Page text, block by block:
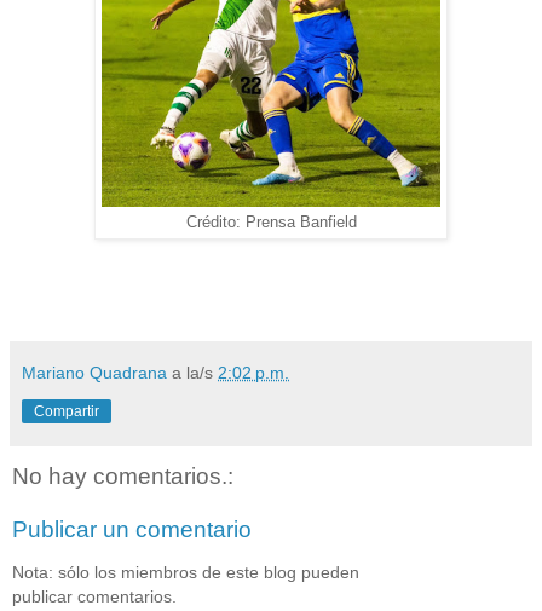
Crédito: Prensa Banfield
Mariano Quadrana a la/s 2:02 p.m.
Compartir
No hay comentarios.:
Publicar un comentario
Nota: sólo los miembros de este blog pueden
publicar comentarios.